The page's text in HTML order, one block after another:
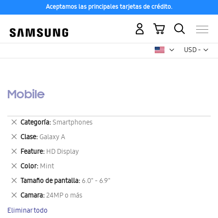
Aceptamos las principales tarjetas de crédito.
USD -
dólar
Mi carrito
Mobile
Categoría Smartphones
Eliminar
este
artículo
Clase Galaxy A
Eliminar
este
artículo
Feature HD Display
Eliminar
este
artículo
Color Mint
Eliminar
este
artículo
Tamaño de pantalla 6.0" - 6.9"
Eliminar
este
artículo
Camara 24MP o más
Eliminar
este
artículo
Eliminar todo